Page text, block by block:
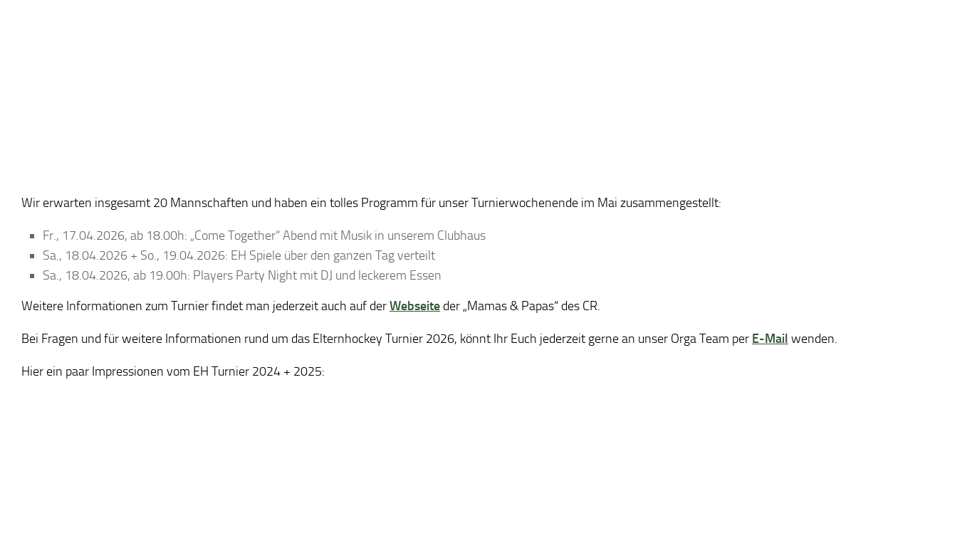
Wir erwarten insgesamt 20 Mannschaften und haben ein tolles Programm für unser Turnierwochenende im Mai zusammengestellt:
Fr., 17.04.2026, ab 18.00h: „Come Together“ Abend mit Musik in unserem Clubhaus
Sa., 18.04.2026 + So., 19.04.2026: EH Spiele über den ganzen Tag verteilt
Sa., 18.04.2026, ab 19.00h: Players Party Night mit DJ und leckerem Essen
Weitere Informationen zum Turnier findet man jederzeit auch auf derWebseite der „Mamas & Papas“ des CR.
Bei Fragen und für weitere Informationen rund um das Elternhockey Turnier 2026, könnt Ihr Euch jederzeit gerne an unser Orga Team per E-Mail wenden.
Hier ein paar Impressionen vom EH Turnier 2024 + 2025: